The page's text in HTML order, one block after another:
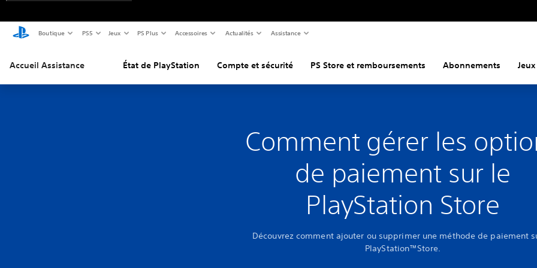
Boutique PS5 Jeux PS Plus Accessoires Actualités Assistance
Accueil Assistance État de PlayStation Compte et sécurité PS Store et remboursements Abonnements Jeux
Comment gérer les
de paiement sur le
PlayStation Store
Découvrez comment ajouter ou supprimer une méthode de paiement
PlayStation™Store.